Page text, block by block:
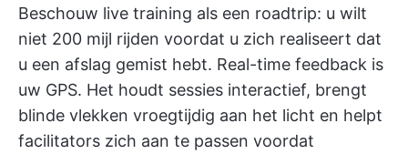
Beschouw live training als een roadtrip: u wilt
niet 200 mijl rijden voordat u zich realiseert dat
u een afslag gemist hebt. Real-time feedback is
uw GPS. Het houdt sessies interactief, brengt
blinde vlekken vroegtijdig aan het licht en helpt
facilitators zich aan te passen voordat